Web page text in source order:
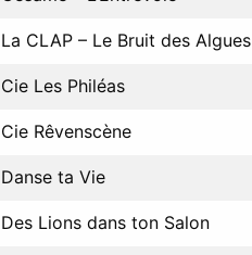
La CLAP – Le Bruit des Algues
Cie Les Philéas
Cie Rêvenscène
Danse ta Vie
Des Lions dans ton Salon